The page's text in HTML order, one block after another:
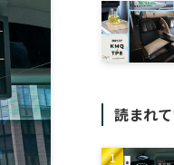
読まれ